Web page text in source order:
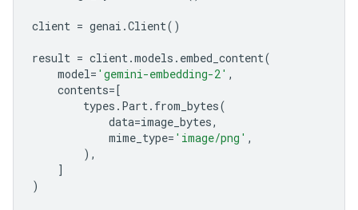
client = genai .Client()
result = client.models . embed_content(
model= 'gemini-embedding-2' ,
contents=[
types . Part. from_bytes(
data=image_bytes,
mime_type= 'image/png' ,
),
]
)